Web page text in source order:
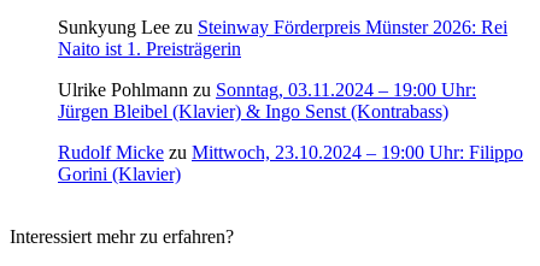
Sunkyung Lee zu Steinway Förderpreis Münster 2026: Rei
Naito ist 1. Preisträgerin
Ulrike Pohlmann zu Sonntag, 03.11.2024 – 19:00 Uhr:
Jürgen Bleibel (Klavier) & Ingo Senst (Kontrabass)
Rudolf Micke zu Mittwoch, 23.10.2024 – 19:00 Uhr: Filippo
Gorini (Klavier)
Interessiert mehr zu erfahren?